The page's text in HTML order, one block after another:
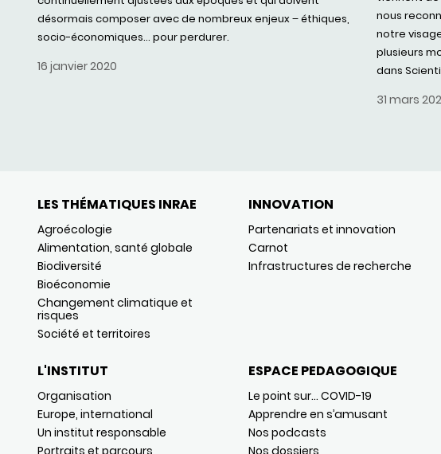
désormais composer avec de nombreux enjeux – éthiques,
socio-économiques… pour perdurer.
16 janvier 2020
nous
notre
plusieurs
dans
31 mars
LES THÉMATIQUES INRAE
Agroécologie
Alimentation, santé globale
Biodiversité
Bioéconomie
Changement climatique et
risques
Société et territoires
INNOVATION
Partenariats et innovation
Carnot
Infrastructures de recherche
L'INSTITUT
Organisation
Europe, international
Un institut responsable
Portraits et parcours
ESPACE PEDAGOGIQUE
Le point sur… COVID-19
Apprendre en s’amusant
Nos podcasts
Nos dossiers